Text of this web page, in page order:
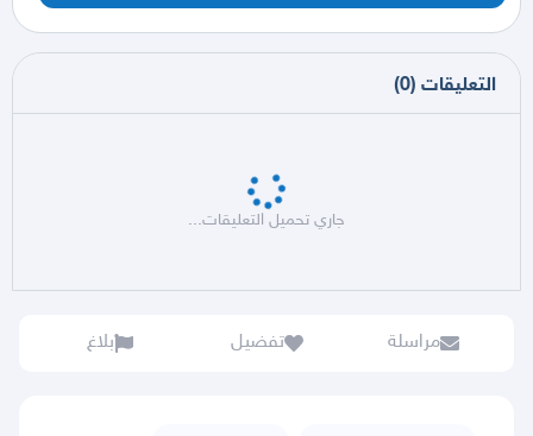
التعليقات (
0
)
جاري تحميل التعليقات...
مراسلة تفضيل بلاغ